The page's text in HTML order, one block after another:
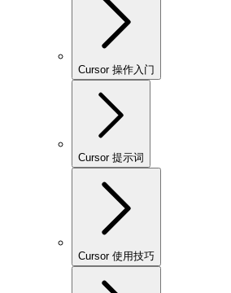
Cursor 操作入门
Cursor 提示词
Cursor 使用技巧